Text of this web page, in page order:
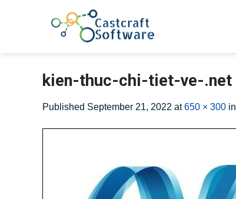
kien-thuc-chi-tiet-ve-.net
Published September 21, 2022 at650 × 300 in